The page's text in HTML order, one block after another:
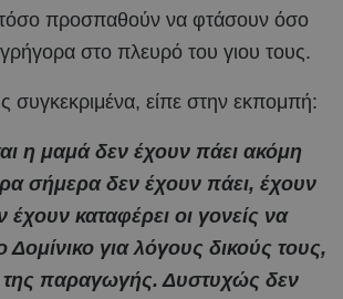
προσπαθούν να φτάσουν όσο
στο πλευρό του γιου τους.
συγκεκριμένα, είπε στην εκπομπή:
η μαμά δεν έχουν πάει ακόμη
σήμερα δεν έχουν πάει, έχουν
έχουν καταφέρει οι γονείς να
Δομίνικο για λόγους δικούς τους,
της παραγωγής. Δυστυχώς δεν